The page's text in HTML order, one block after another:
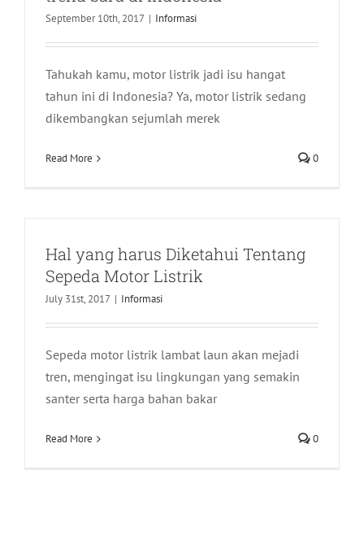
September 10th, 2017 | Informasi
Tahukah kamu, motor listrik jadi isu hangat
tahun ini di Indonesia? Ya, motor listrik sedang
dikembangkan sejumlah merek
Read More 0
Hal yang harus Diketahui Tentang
Sepeda Motor Listrik
July 31st, 2017 | Informasi
Sepeda motor listrik lambat laun akan mejadi
tren, mengingat isu lingkungan yang semakin
santer serta harga bahan bakar
Read More 0